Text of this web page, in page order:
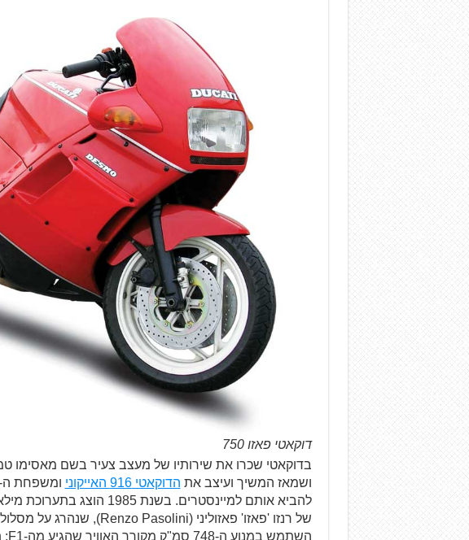
דוקאטי פאזו 750
בדוקאטי שכרו את שירותיו של מעצב צעיר בשם מאסימו
ושמאז המשיך ועיצב את הדוקאטי 916 האייקוני ומשפחת